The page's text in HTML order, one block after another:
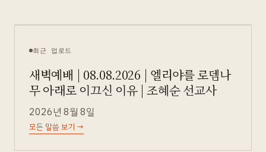
최근 업로드
새벽예배 | 08.08.2026 | 엘리야를 로뎀나
무 아래로 이끄신 이유 | 조혜순 선교사
2026년 8월 8일
모든 말씀 보기 →